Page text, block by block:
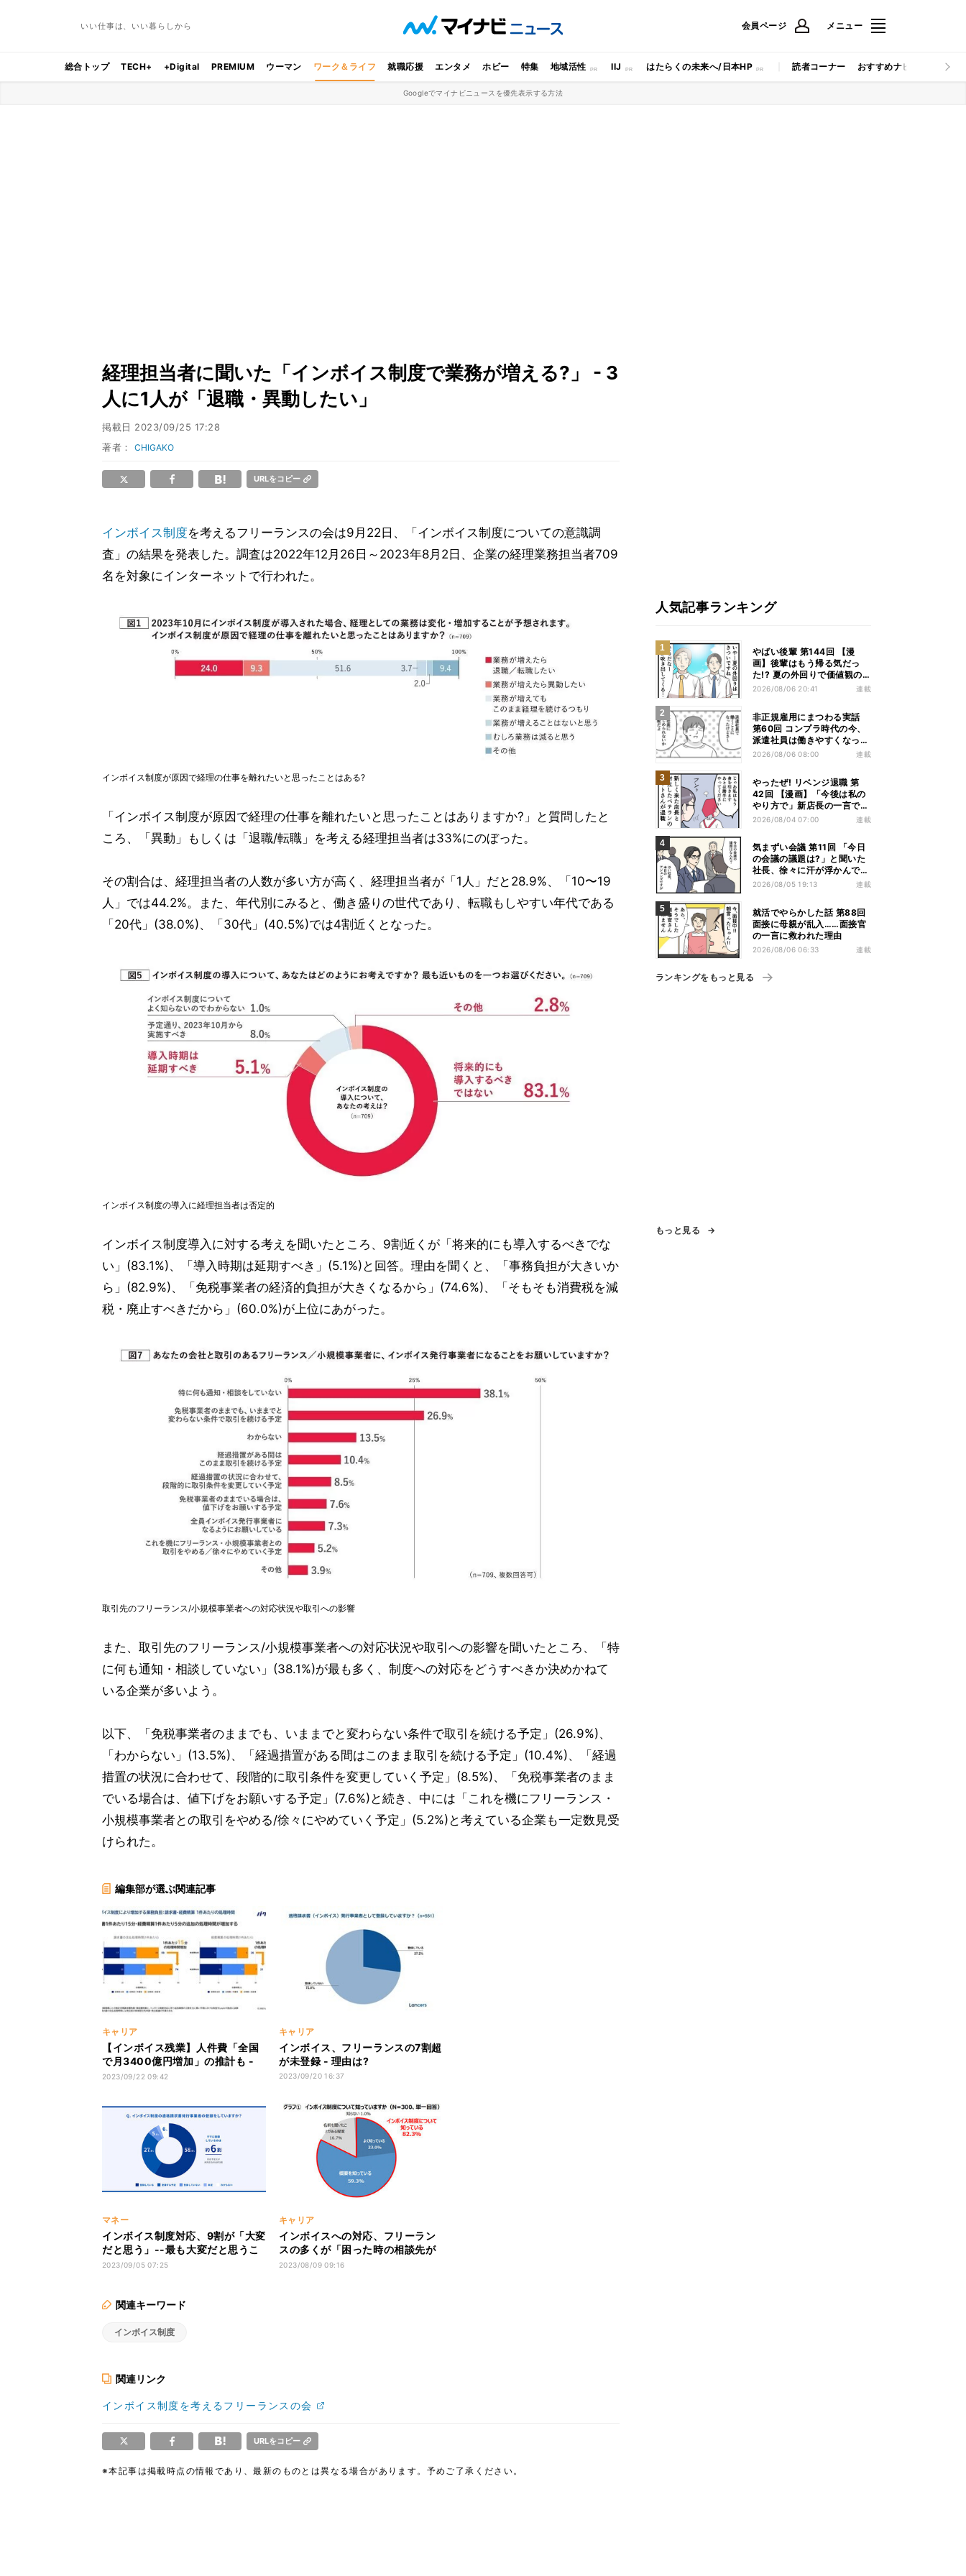
いい仕事は、いい暮らしから 会員ページ メニュー
総合トップ TECH+ +Digital PREMIUM ウーマン ワーク＆ライフ 就職応援 エンタメ ホビー 特集 地域活性 IIJ はたらくの未来へ/日本HP 読者コーナー おすすめナビ マイナビ
Googleでマイナビニュースを優先表示する方法
経理担当者に聞いた「インボイス制度で業務が増える?」 - 3
人に1人が「退職・異動したい」
掲載日 2023/09/25 17:28
著者：CHIGAKO
URLをコピー
インボイス制度を考えるフリーランスの会は9月22日、「インボイス制度についての意識調
査」の結果を発表した。調査は2022年12月26日～2023年8月2日、企業の経理業務担当者709
名を対象にインターネットで行われた。
インボイス制度が原因で経理の仕事を離れたいと思ったことはある?
「インボイス制度が原因で経理の仕事を離れたいと思ったことはありますか?」と質問したと
ころ、「異動」もしくは「退職/転職」を考える経理担当者は33%にのぼった。
その割合は、経理担当者の人数が多い方が高く、経理担当者が「1人」だと28.9%、「10〜19
人」では44.2%。また、年代別にみると、働き盛りの世代であり、転職もしやすい年代である
「20代」(38.0%)、「30代」(40.5%)では4割近くとなった。
インボイス制度の導入に経理担当者は否定的
インボイス制度導入に対する考えを聞いたところ、9割近くが「将来的にも導入するべきでな
い」(83.1%)、「導入時期は延期すべき」(5.1%)と回答。理由を聞くと、「事務負担が大きいか
ら」(82.9%)、「免税事業者の経済的負担が大きくなるから」(74.6%)、「そもそも消費税を減
税・廃止すべきだから」(60.0%)が上位にあがった。
取引先のフリーランス/小規模事業者への対応状況や取引への影響
また、取引先のフリーランス/小規模事業者への対応状況や取引への影響を聞いたところ、「特
に何も通知・相談していない」(38.1%)が最も多く、制度への対応をどうすべきか決めかねて
いる企業が多いよう。
以下、「免税事業者のままでも、いままでと変わらない条件で取引を続ける予定」(26.9%)、
「わからない」(13.5%)、「経過措置がある間はこのまま取引を続ける予定」(10.4%)、「経過
措置の状況に合わせて、段階的に取引条件を変更していく予定」(8.5%)、「免税事業者のまま
でいる場合は、値下げをお願いする予定」(7.6%)と続き、中には「これを機にフリーランス・
小規模事業者との取引をやめる/徐々にやめていく予定」(5.2%)と考えている企業も一定数見受
けられた。
編集部が選ぶ関連記事
キャリア
【インボイス残業】人件費「全国
で月3400億円増加」の推計も -
ネットで話題に
2023/09/22 09:42
キャリア
インボイス、フリーランスの7割超
が未登録 - 理由は?
2023/09/20 16:37
マネー
インボイス制度対応、9割が「大変
だと思う」--最も大変だと思うこ
とは？
2023/09/05 07:25
キャリア
インボイスへの対応、フリーラン
スの多くが「困った時の相談先が
ない」と回答
2023/08/09 09:16
関連キーワード
インボイス制度
関連リンク
インボイス制度を考えるフリーランスの会
URLをコピー
※本記事は掲載時点の情報であり、最新のものとは異なる場合があります。予めご了承ください。
人気記事ランキング
やばい後輩 第144回 【漫
画】後輩はもう帰る気だっ
た!? 夏の外回りで価値観の
違いを実感
2026/08/06 20:41 連載
非正規雇用にまつわる実話
第60回 コンプラ時代の今、
派遣社員は働きやすくなっ
た?
2026/08/06 08:00 連載
やったぜ! リベンジ退職 第
42回 【漫画】「今後は私の
やり方で」新店長の一言でベ
テラン退職→崩壊した現場
2026/08/04 07:00 連載
気まずい会議 第11回 「今日
の会議の議題は?」と聞いた
社長、徐々に汗が浮かんでき
た
2026/08/05 19:13 連載
就活でやらかした話 第88回
面接に母親が乱入……面接官
の一言に救われた理由
2026/08/06 06:33 連載
ランキングをもっと見る
もっと見る